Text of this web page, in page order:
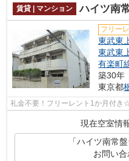
賃貸 | マンション ハイツ
フリー
東武東
東武東
有楽町
築30年
東京都
礼金不要！フリーレント1か月付き
現在空室情
「ハイツ南
お問い